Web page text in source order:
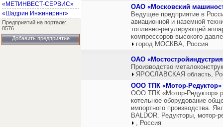
«МЕТИНВЕСТ-СЕРВИС»
«Шадрин Инжиниринг»
Предприятий на портале:
8576
Добавить предприятие
ОАО «Московский
Ведущее предприятие в
авиационной и наземной
топливно-регулирующей
компрессоров высокого
город МОСКВА, Россия
ОАО
Производство
ЯРОСЛАВСКАЯ область,
ООО ТПК «Мотор-Редуктор»
ООО ТПК «Мотор-Редуктор»
котельное оборудование
импортного производства.
BALDOR. Редукторы, мотор-
, Россия